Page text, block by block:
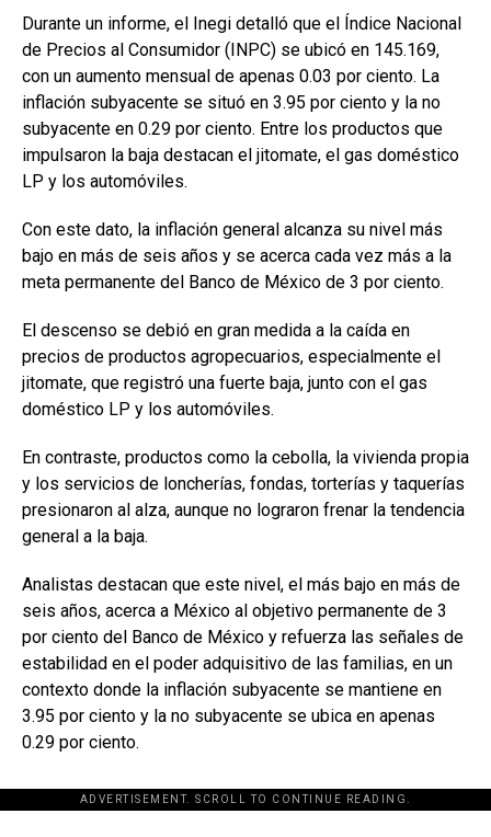
Durante un informe, el Inegi detalló que el Índice Nacional
de Precios al Consumidor (INPC) se ubicó en 145.169,
con un aumento mensual de apenas 0.03 por ciento. La
inflación subyacente se situó en 3.95 por ciento y la no
subyacente en 0.29 por ciento. Entre los productos que
impulsaron la baja destacan el jitomate, el gas doméstico
LP y los automóviles.
Con este dato, la inflación general alcanza su nivel más
bajo en más de seis años y se acerca cada vez más a la
meta permanente del Banco de México de 3 por ciento.
El descenso se debió en gran medida a la caída en
precios de productos agropecuarios, especialmente el
jitomate, que registró una fuerte baja, junto con el gas
doméstico LP y los automóviles.
En contraste, productos como la cebolla, la vivienda propia
y los servicios de loncherías, fondas, torterías y taquerías
presionaron al alza, aunque no lograron frenar la tendencia
general a la baja.
Analistas destacan que este nivel, el más bajo en más de
seis años, acerca a México al objetivo permanente de 3
por ciento del Banco de México y refuerza las señales de
estabilidad en el poder adquisitivo de las familias, en un
contexto donde la inflación subyacente se mantiene en
3.95 por ciento y la no subyacente se ubica en apenas
0.29 por ciento.
ADVERTISEMENT. SCROLL TO CONTINUE READING.